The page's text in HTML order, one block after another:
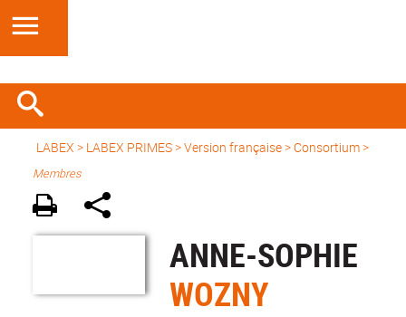
LABEX > LABEX PRIMES>Version française> Consortium >
Membres
ANNE-SOPHIE
WOZNY